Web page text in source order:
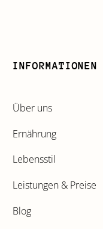
INFORMATIONEN
Über uns
Ernährung
Lebensstil
Leistungen & Preise
Blog